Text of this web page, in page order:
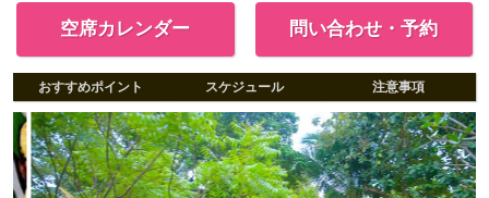
空席カレンダー 問い合わせ・予約
おすすめポイント スケジュール 注意事項